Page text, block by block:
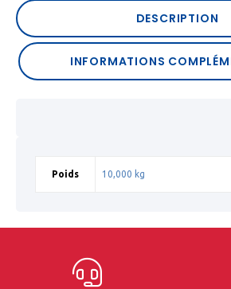
DESCRIPTION
INFORMATIONS
Poids 10,000 kg